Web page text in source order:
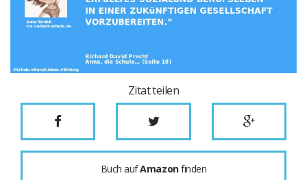
Zitat teilen
Buch aufAmazonfinden